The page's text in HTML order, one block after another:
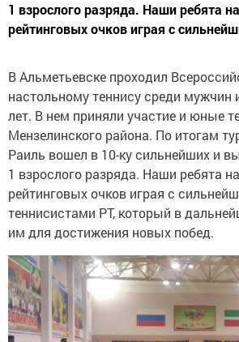
1 взрослого разряда. Наши ребята
рейтинговых очков играя с
В Альметьевске проходил
настольному теннису среди
лет. В нем приняли участие и юные
Мензелинского района. По итогам
Раиль вошел в 10-ку сильнейших и
1 взрослого разряда. Наши ребята
рейтинговых очков играя с
теннисистами РТ, который в
им для достижения новых побед.